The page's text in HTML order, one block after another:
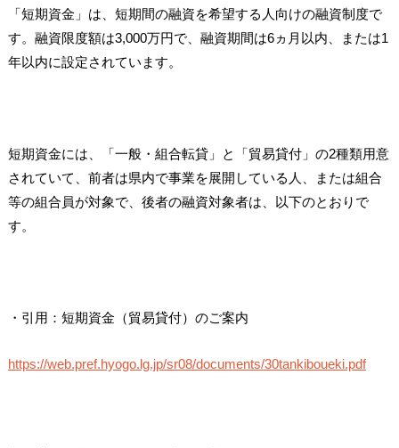
「短期資金」は、短期間の融資を希望する人向けの融資制度で
す。融資限度額は3,000万円で、融資期間は6ヵ月以内、または1
年以内に設定されています。
短期資金には、「一般・組合転貸」と「貿易貸付」の2種類用意
されていて、前者は県内で事業を展開している人、または組合
等の組合員が対象で、後者の融資対象者は、以下のとおりで
す。
・引用：短期資金（貿易貸付）のご案内
https://web.pref.hyogo.lg.jp/sr08/documents/30tankiboueki.pdf